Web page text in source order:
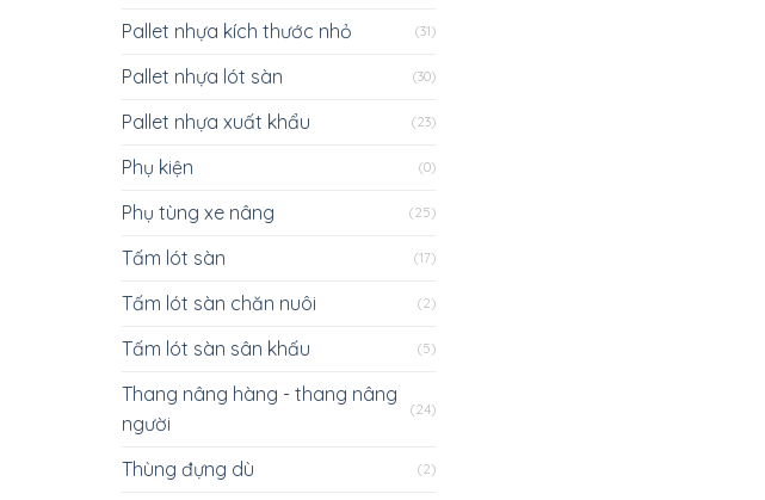
Pallet nhựa kích thước nhỏ (31)
Pallet nhựa lót sàn (30)
Pallet nhựa xuất khẩu (23)
Phụ kiện (0)
Phụ tùng xe nâng (25)
Tấm lót sàn (17)
Tấm lót sàn chăn nuôi (2)
Tấm lót sàn sân khấu (5)
Thang nâng hàng - thang nâng
người
(24)
Thùng đựng dù (2)